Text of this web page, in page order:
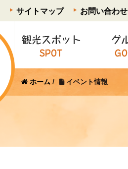
サイトマップ お問い合わせ
ホーム / イベント情報